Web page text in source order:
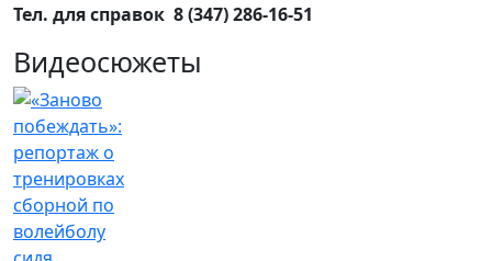
Тел. для справок 8 (347) 286-16-51
Видеосюжеты